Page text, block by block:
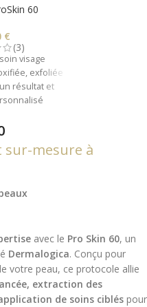
60
€
(3)
visage
exfoliée
résultat et
sur-mesure à
avec le Pro Skin 60, un
Dermalogica. Conçu pour
votre peau, ce protocole allie
extraction des
de soins ciblés pour